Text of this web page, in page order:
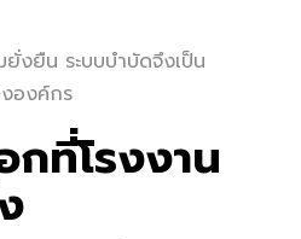
งยืน ระบบบำบัดจึงเป็น
องค์กร
ที่โรงงาน